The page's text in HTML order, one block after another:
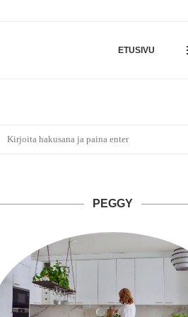
ETUSIVU
PEGGY